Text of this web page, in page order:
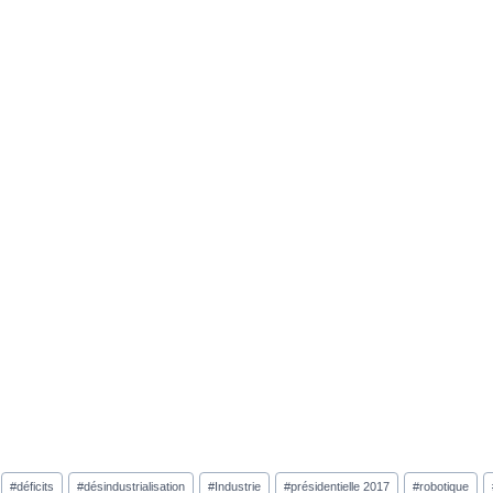
#déficits #désindustrialisation #Industrie #présidentielle 2017 #robotique